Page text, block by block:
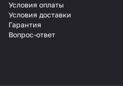
Условия оплаты
Условия доставки
Гарантия
Вопрос-ответ